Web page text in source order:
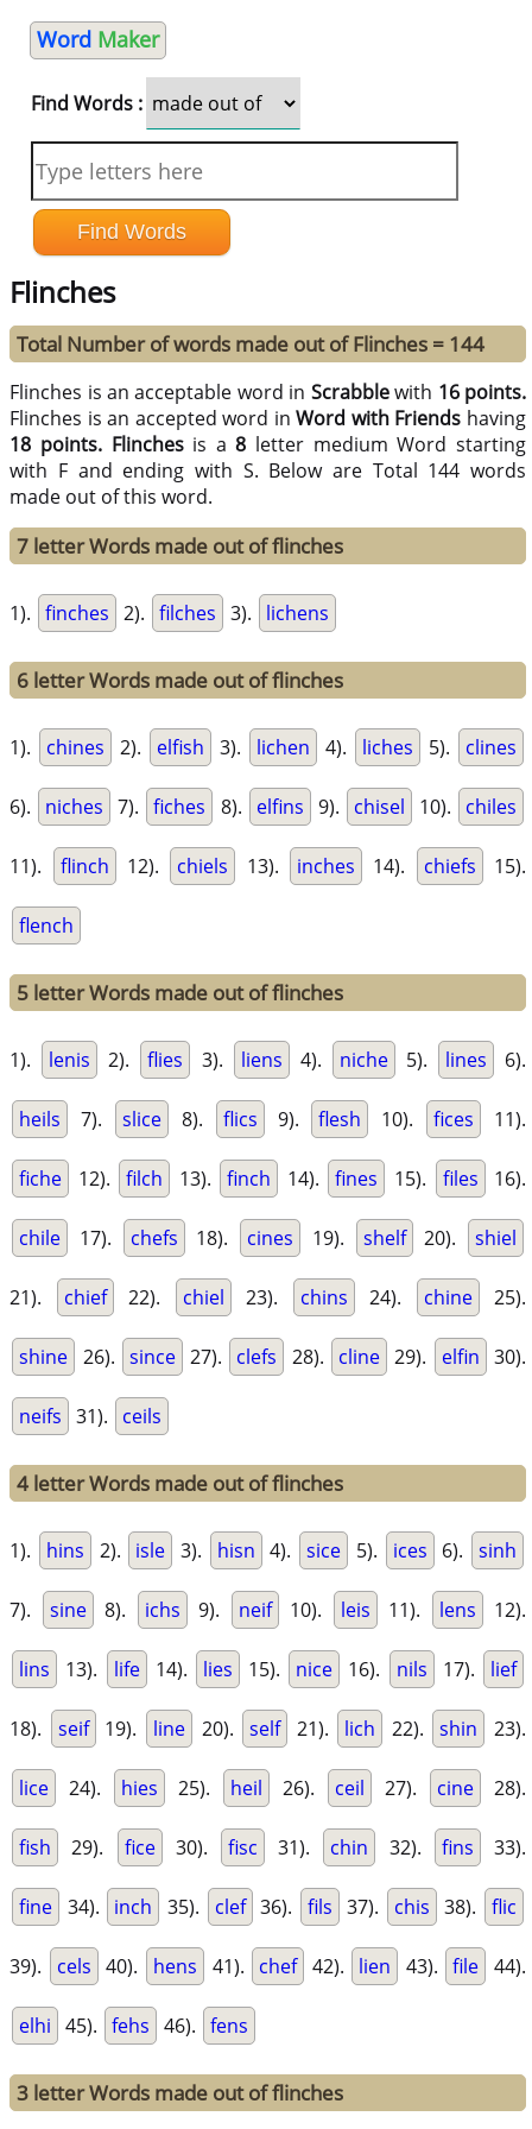
Word Maker
Find Words :
Flinches
Total Number of words made out of Flinches = 144
Flinches is an acceptable word in Scrabblewith 16 points.
Flinches is an accepted word inWord with Friends having
18 points. Flinchesis a8 letter medium Word starting
with F and ending with S. Below are Total 144 words
made out of this word.
7 letter Words made out of flinches
1). finches 2). filches 3). lichens
6 letter Words made out of flinches
1). chines 2). elfish 3). lichen 4). liches 5). clines
6). niches 7). fiches 8). elfins 9). chisel 10). chiles
11). flinch 12). chiels 13). inches 14). chiefs 15).
flench
5 letter Words made out of flinches
1). lenis 2). flies 3). liens 4). niche 5). lines 6).
heils 7). slice 8). flics 9). flesh 10). fices 11).
fiche 12). filch 13). finch 14). fines 15). files 16).
chile 17). chefs 18). cines 19). shelf 20). shiel
21). chief 22). chiel 23). chins 24). chine 25).
shine 26). since 27). clefs 28). cline 29). elfin 30).
neifs 31). ceils
4 letter Words made out of flinches
1). hins 2). isle 3). hisn 4). sice 5). ices 6). sinh
7). sine 8). ichs 9). neif 10). leis 11). lens 12).
lins 13). life 14). lies 15). nice 16). nils 17). lief
18). seif 19). line 20). self 21). lich 22). shin 23).
lice 24). hies 25). heil 26). ceil 27). cine 28).
fish 29). fice 30). fisc 31). chin 32). fins 33).
fine 34). inch 35). clef 36). fils 37). chis 38). flic
39). cels 40). hens 41). chef 42). lien 43). file 44).
elhi 45). fehs 46). fens
3 letter Words made out of flinches